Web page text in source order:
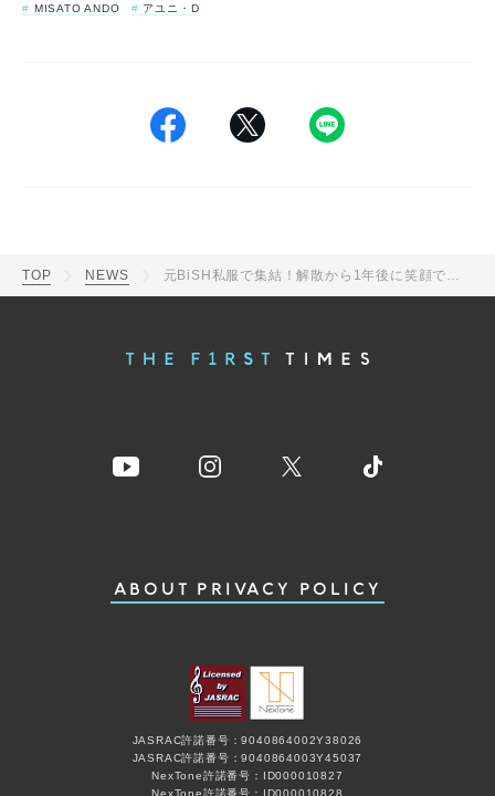
MISATO ANDO
アユニ・D
TOP NEWS 元BiSH私服で集結！解散から1年後に笑顔で再会するメンバーオフショット公開
ABOUT PRIVACY POLICY
JASRAC許諾番号：9040864002Y38026
JASRAC許諾番号：9040864003Y45037
NexTone許諾番号：ID000010827
NexTone許諾番号：ID000010828